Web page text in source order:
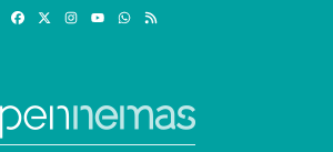
FacebookInstagramWhatsapp